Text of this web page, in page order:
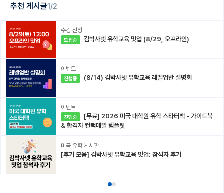
추천 게시글1/2
수강 신청
모집중 김박사넷 유학교육 밋업 (8/29, 오프라인)
이벤트
진행중 (8/14) 김박사넷 유학교육 레벨업반 설명회
이벤트
진행중
& 합격자 컨택메일 템플릿
미국 유학 게시판
[후기 모음] 김박사넷 유학교육 밋업: 참석자 후기